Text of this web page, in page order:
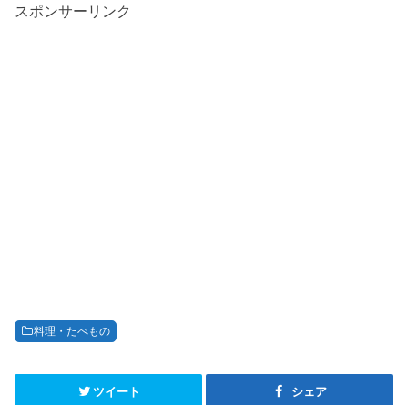
スポンサーリンク
料理・たべもの
ツイート シェア